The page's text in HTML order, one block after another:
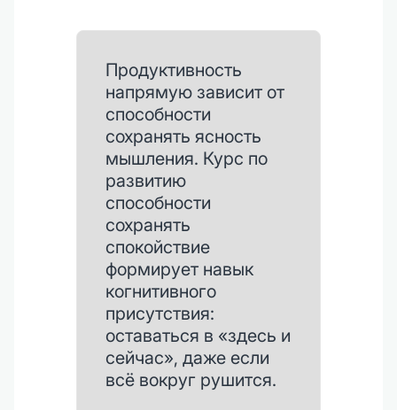
Продуктивность
напрямую зависит от
способности
сохранять ясность
мышления. Курс по
развитию
способности
сохранять
спокойствие
формирует навык
когнитивного
присутствия:
оставаться в «здесь и
сейчас», даже если
всё вокруг рушится.